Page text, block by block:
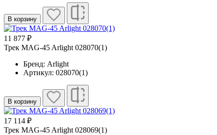
В корзину
11 877 ₽
Трек MAG-45 Arlight 028070(1)
Бренд: Arlight
Артикул: 028070(1)
В корзину
17 114 ₽
Трек MAG-45 Arlight 028069(1)